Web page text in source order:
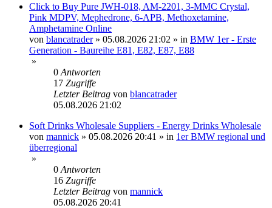
Click to Buy Pure JWH-018, AM-2201, 3-MMC Crystal,
Pink MDPV, Mephedrone, 6-APB, Methoxetamine,
Amphetamine Online
von blancatrader» 05.08.2026 21:02 » in BMW 1er - Erste
Generation - Baureihe E81, E82, E87, E88
»
0 Antworten
17 Zugriffe
Letzter Beitrag von blancatrader
05.08.2026 21:02
Soft Drinks Wholesale Suppliers - Energy Drinks Wholesale
von mannick » 05.08.2026 20:41 » in 1er BMW regional und
überregional
»
0 Antworten
16 Zugriffe
Letzter Beitrag von mannick
05.08.2026 20:41